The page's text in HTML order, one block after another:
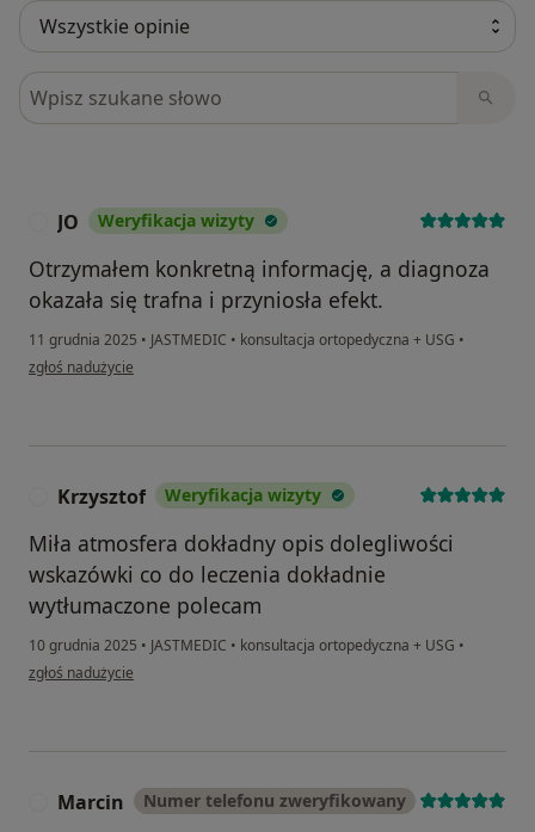
Szukaj w opiniach
JO Weryfikacja wizyty
Otrzymałem konkretną informację, a diagnoza
okazała się trafna i przyniosła efekt.
11 grudnia 2025 • JASTMEDIC • konsultacja ortopedyczna + USG •
w opinii użytkownika JO
zgłoś nadużycie
Krzysztof Weryfikacja wizyty
Miła atmosfera dokładny opis dolegliwości
wskazówki co do leczenia dokładnie
wytłumaczone polecam
10 grudnia 2025 • JASTMEDIC • konsultacja ortopedyczna + USG •
w opinii użytkownika Krzysztof
zgłoś nadużycie
Marcin Numer telefonu zweryfikowany